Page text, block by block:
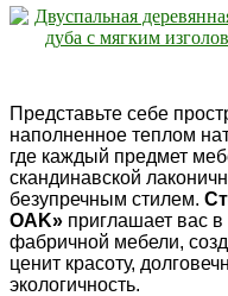
Представьте себе
наполненное теплом
где каждый предмет
скандинавской
безупречным стилем.
OAK» приглашает вас
фабричной мебели,
ценит красоту,
экологичность.